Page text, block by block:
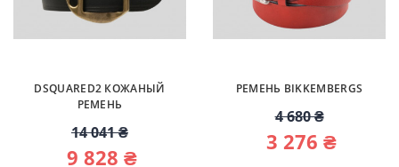
DSQUARED2 КОЖАНЫЙ
РЕМЕНЬ
14 041 ₴
9 828 ₴
РЕМЕНЬ BIKKEMBERGS
4 680 ₴
3 276 ₴